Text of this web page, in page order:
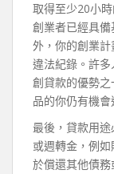
取得至少20小
創業者已經具
外，你的創業
違法紀錄。許
創貸款的優勢
品的你仍有機會
最後，貸款用
或週轉金，例
於償還其他債